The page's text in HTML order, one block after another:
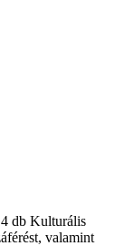
db Kulturális
valamint